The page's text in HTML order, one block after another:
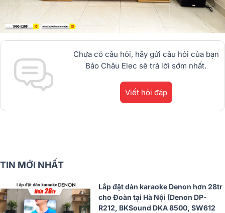
Chưa có câu hỏi, hãy gửi câu hỏi của bạn
Bảo Châu Elec sẽ trả lời sớm nhất.
Viết hỏi đáp
TIN MỚI NHẤT
Lắp đặt dàn karaoke Denon hơn 28tr
cho Đoàn tại Hà Nội (Denon DP-
R212, BKSound DKA 8500, SW612